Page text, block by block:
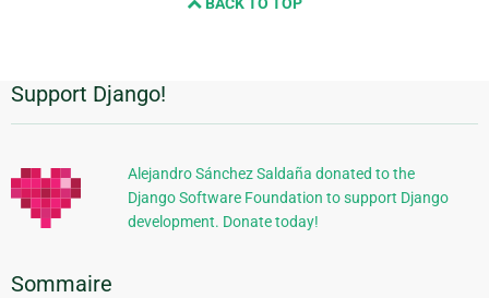
Informations
supplémentaires
Support Django!
Alejandro Sánchez Saldaña donated to the
Django Software Foundation to support Django
development. Donate today!
Sommaire